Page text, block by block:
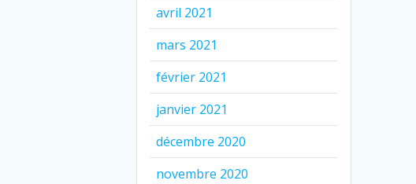
avril 2021
mars 2021
février 2021
janvier 2021
décembre 2020
novembre 2020